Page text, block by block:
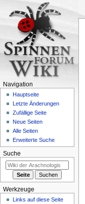
Navigation
Hauptseite
Letzte Änderungen
Zufällige Seite
Neue Seiten
Alle Seiten
Erweiterte Suche
Suche
Werkzeuge
Links auf diese Seite